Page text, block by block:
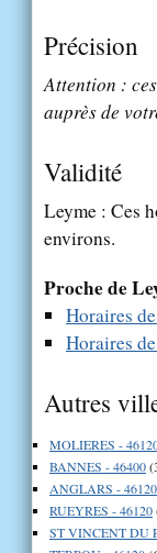
Précision
Attention :
auprès de
Validité
Leyme : Ces
environs.
Proche de
Horaires
Horaires
Autres
MOLIERES -
BANNES - 46400
ANGLARS - 46120
RUEYRES - 46120
ST VINCENT DU